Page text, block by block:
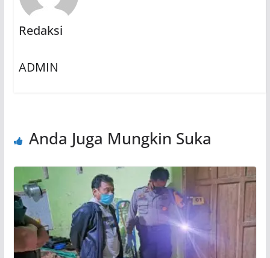
Redaksi
ADMIN
Anda Juga Mungkin Suka